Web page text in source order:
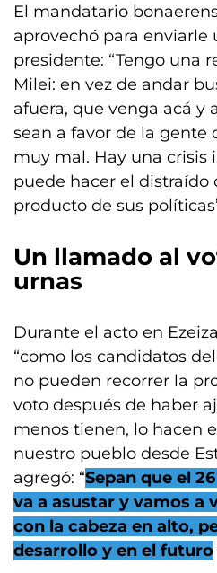
El mandatario
aprovechó para enviarle
presidente: “Tengo una
Milei: en vez de andar
afuera, que venga acá y
sean a favor de la gente
muy mal. Hay una crisis
puede hacer el distraído
producto de sus
Un llamado al
urnas
Durante el acto en
“como los candidatos
no pueden recorrer la
voto después de haber
menos tienen, lo hacen
nuestro pueblo desde
agregó: “Sepan que el
va a asustar y vamos a
con la cabeza en alto,
desarrollo y en el futuro